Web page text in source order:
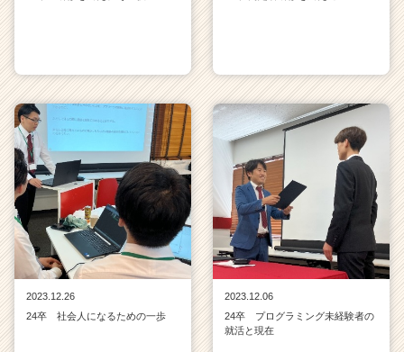
2023.12.26
24卒 社会人になるための一歩
2023.12.06
24卒 プログラミング未経験者の
就活と現在